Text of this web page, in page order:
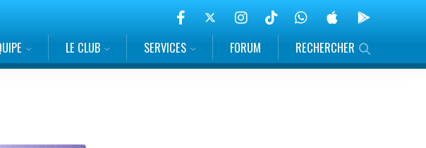
LE CLUB SERVICES FORUM RECHERCHER